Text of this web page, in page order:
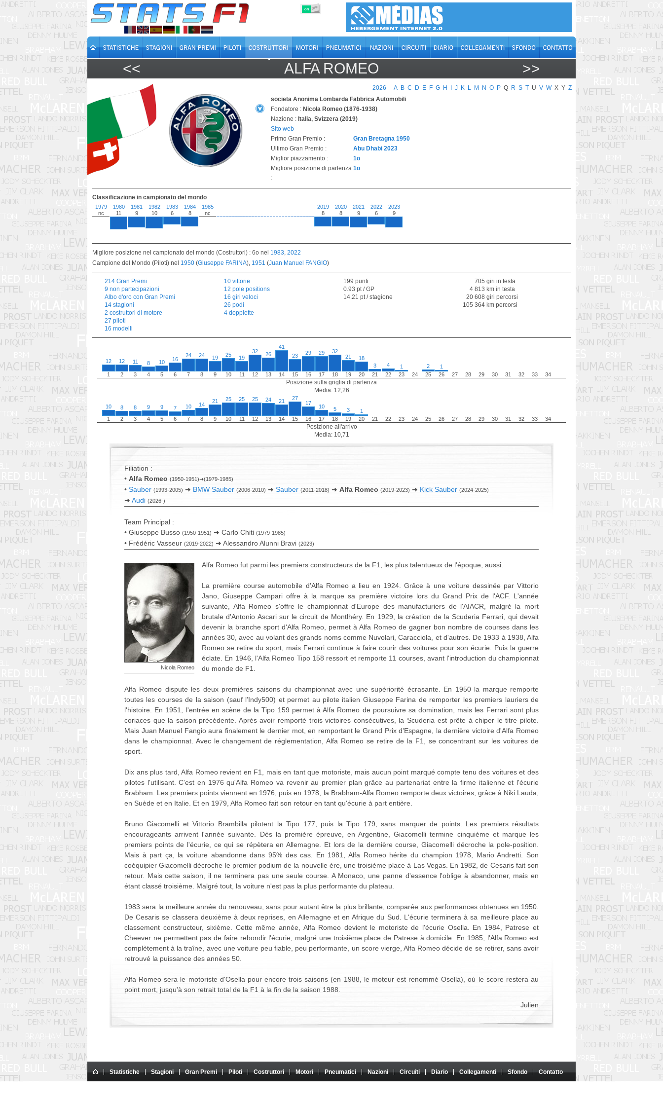
ON OFF
<< ALFA ROMEO >>
2026 A B C D E F G H J K L M N O P Q R S T U V W X Y Z
societa Anonima Lombarda Fabbrica Automobili
Fondatore : Nicola Romeo (1876-1938)
Nazione : Italia, Svizzera (2019)
Sito web
Primo Gran Premio :
Gran Bretagna 1950
Ultimo Gran Premio :
Abu Dhabi 2023
Miglior piazzamento :
1o
Migliore posizione di partenza
:
1o
Classificazione in campionato del mondo
1979
nc
1980
11
1981
9
1982
10
1983
6
1984
8
1985
nc
2019
8
2020
8
2021
9
2022
6
2023
9
Migliore posizione nel campionato del mondo (Costruttori) : 6o nel 1983, 2022
Campione del Mondo (Piloti) nel 1950 (Giuseppe FARINA), 1951 (Juan Manuel FANGIO)
214 Gran Premi
9 non partecipazioni
Albo d'oro con Gran Premi
14 stagioni
2 costruttori di motore
27 piloti
16 modelli
10 vittorie
12 pole positions
16 giri veloci
26 podi
4 doppiette
199 punti
0.93 pt / GP
14.21 pt / stagione
705 giri in testa
4 813 km in testa
20 608 giri percorsi
105 364 km percorsi
12
1
12
2
11
3
8
4
10
5
16
6
24
7
24
8
19
9
25
10
19
11
32
12
26
13
41
14
23
15
29
16
29
17
32
18
21
19
18
20
3
21
4
22
1
23
24
2
25
1
26
27 28 29 30 31 32 33 34
Posizione sulla griglia di partenza
Media: 12,26
10
1
8
2
8
3
9
4
9
5
7
6
10
7
14
8
21
9
25
10
25
11
25
12
24
13
21
14
27
15
17
16
10
17
5
18
3
19
1
20
21 22 23 24 25 26 27 28 29 30 31 32 33 34
Posizione all'arrivo
Media: 10,71
Filiation :
• Alfa Romeo (1950-1951)➜(1979-1985)
• Sauber (1993-2005) ➜ BMW Sauber (2006-2010) ➜ Sauber (2011-2018) ➜ Alfa Romeo (2019-2023) ➜ Kick Sauber (2024-2025)
➜ Audi (2026-)
Team Principal :
• Giuseppe Busso (1950-1951) ➜ Carlo Chiti (1979-1985)
• Frédéric Vasseur (2019-2022) ➜ Alessandro Alunni Bravi (2023)
Nicola Romeo
Alfa Romeo fut parmi les premiers constructeurs de la F1, les plus talentueux de l'époque, aussi.
La première course automobile d'Alfa Romeo a lieu en 1924. Grâce à une voiture dessinée par Vittorio
Jano, Giuseppe Campari offre à la marque sa première victoire lors du Grand Prix de l'ACF. L'année
suivante, Alfa Romeo s'offre le championnat d'Europe des manufacturiers de l'AIACR, malgré la mort
brutale d'Antonio Ascari sur le circuit de Montlhéry. En 1929, la création de la Scuderia Ferrari, qui devait
devenir la branche sport d'Alfa Romeo, permet à Alfa Romeo de gagner bon nombre de courses dans les
années 30, avec au volant des grands noms comme Nuvolari, Caracciola, et d'autres. De 1933 à 1938, Alfa
Romeo se retire du sport, mais Ferrari continue à faire courir des voitures pour son écurie. Puis la guerre
éclate. En 1946, l'Alfa Romeo Tipo 158 ressort et remporte 11 courses, avant l'introduction du championnat
du monde de F1.
Alfa Romeo dispute les deux premières saisons du championnat avec une supériorité écrasante. En 1950 la marque remporte
toutes les courses de la saison (sauf l'Indy500) et permet au pilote italien Giuseppe Farina de remporter les premiers lauriers de
l'histoire. En 1951, l'entrée en scène de la Tipo 159 permet à Alfa Romeo de poursuivre sa domination, mais les Ferrari sont plus
coriaces que la saison précédente. Après avoir remporté trois victoires consécutives, la Scuderia est prête à chiper le titre pilote.
Mais Juan Manuel Fangio aura finalement le dernier mot, en remportant le Grand Prix d'Espagne, la dernière victoire d'Alfa Romeo
dans le championnat. Avec le changement de réglementation, Alfa Romeo se retire de la F1, se concentrant sur les voitures de
sport.
Dix ans plus tard, Alfa Romeo revient en F1, mais en tant que motoriste, mais aucun point marqué compte tenu des voitures et des
pilotes l'utilisant. C'est en 1976 qu'Alfa Romeo va revenir au premier plan grâce au partenariat entre la firme italienne et l'écurie
Brabham. Les premiers points viennent en 1976, puis en 1978, la Brabham-Alfa Romeo remporte deux victoires, grâce à Niki Lauda,
en Suède et en Italie. Et en 1979, Alfa Romeo fait son retour en tant qu'écurie à part entière.
Bruno Giacomelli et Vittorio Brambilla pilotent la Tipo 177, puis la Tipo 179, sans marquer de points. Les premiers résultats
encourageants arrivent l'année suivante. Dès la première épreuve, en Argentine, Giacomelli termine cinquième et marque les
premiers points de l'écurie, ce qui se répètera en Allemagne. Et lors de la dernière course, Giacomelli décroche la pole-position.
Mais à part ça, la voiture abandonne dans 95% des cas. En 1981, Alfa Romeo hérite du champion 1978, Mario Andretti. Son
coéquipier Giacomelli décroche le premier podium de la nouvelle ère, une troisième place à Las Vegas. En 1982, de Cesaris fait son
retour. Mais cette saison, il ne terminera pas une seule course. A Monaco, une panne d'essence l'oblige à abandonner, mais en
étant classé troisième. Malgré tout, la voiture n'est pas la plus performante du plateau.
1983 sera la meilleure année du renouveau, sans pour autant être la plus brillante, comparée aux performances obtenues en 1950.
De Cesaris se classera deuxième à deux reprises, en Allemagne et en Afrique du Sud. L'écurie terminera à sa meilleure place au
classement constructeur, sixième. Cette même année, Alfa Romeo devient le motoriste de l'écurie Osella. En 1984, Patrese et
Cheever ne permettent pas de faire rebondir l'écurie, malgré une troisième place de Patrese à domicile. En 1985, l'Alfa Romeo est
complètement à la traîne, avec une voiture peu fiable, peu performante, un score vierge, Alfa Romeo décide de se retirer, sans avoir
retrouvé la puissance des années 50.
Alfa Romeo sera le motoriste d'Osella pour encore trois saisons (en 1988, le moteur est renommé Osella), où le score restera au
point mort, jusqu'à son retrait total de la F1 à la fin de la saison 1988.
Julien
Statistiche Stagioni Gran Premi Piloti Costruttori Motori Pneumatici Nazioni Circuiti Diario Collegamenti Sfondo Contatto